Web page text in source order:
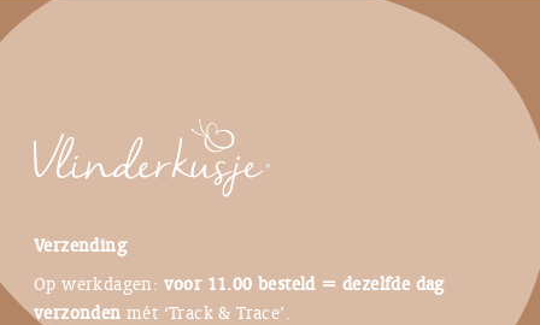
Verzending
Op werkdagen: voor 11.00 besteld = dezelfde dag
verzonden mét ‘Track & Trace’.